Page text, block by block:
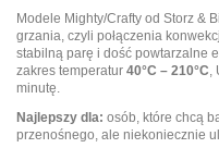
Modele Mighty/Crafty od Storz &
grzania, czyli połączenia
stabilną parę i dość powtarzalne
zakres temperatur 40°C – 210°C,
minutę.
Najlepszy dla: osób, które chcą
przenośnego, ale niekoniecznie